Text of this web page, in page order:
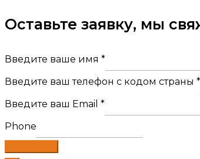
Оставьте заявку, мы
Введите ваше имя *
Введите ваш телефон с кодом страны *
Введите ваш Email *
Phone